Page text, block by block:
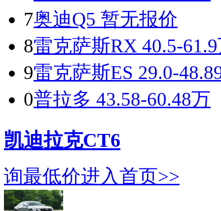
7奥迪Q5 暂无报价
8雷克萨斯RX 40.5-
9雷克萨斯ES 29.0-
0普拉多 43.58-60.48万
凯迪拉克CT6
询最低价进入首页>>